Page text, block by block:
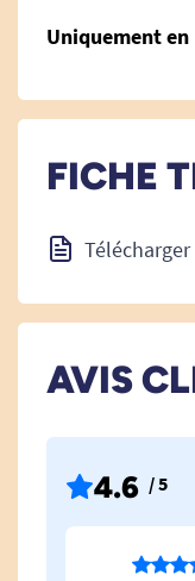
Uniquement
FICHE
AVIS
4.6 / 5